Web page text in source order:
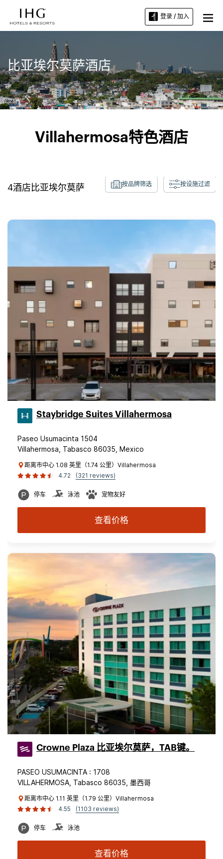
登录 / 加入
比亚埃尔莫萨酒店
Villahermosa特色酒店
4酒店 比亚埃尔莫萨 按品牌筛选 按设施过滤
Staybridge Suites Villahermosa
Paseo Usumacinta 1504
Villahermosa, Tabasco 86035, Mexico
距离市中心 1.08 英里（1.74 公里）Villahermosa
4.72
(321 reviews)
停车 泳池 宠物友好
查看价格
Crowne Plaza 比亚埃尔莫萨，TAB键。
PASEO USUMACINTA : 1708
VILLAHERMOSA, Tabasco 86035, 墨西哥
距离市中心 1.11 英里（1.79 公里）Villahermosa
4.55
(1103 reviews)
停车 泳池
查看价格